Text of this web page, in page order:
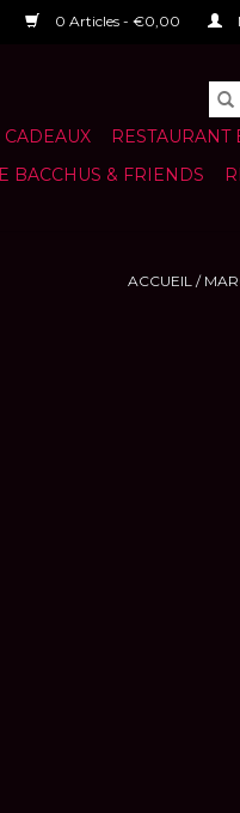
0 Articles - €0,00
BACCHUS & FRIENDS
ACCUEIL /